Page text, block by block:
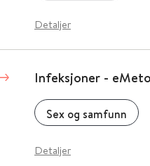
Detaljer
Infeksjoner -
Sex og samfunn
Detaljer